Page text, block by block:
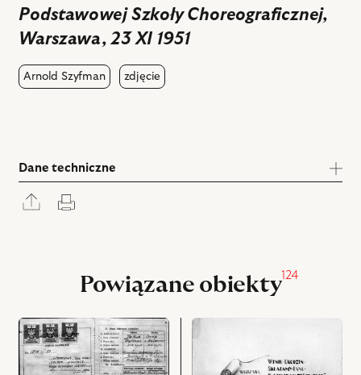
Podstawowej Szkoły Choreograficznej,
Warszawa, 23 XI 1951
Arnold Szyfman zdjęcie
Dane techniczne
Rozwiń
panel
Powiązane obiekty124
przejdź
do
obiektu
przejdź
obiektu